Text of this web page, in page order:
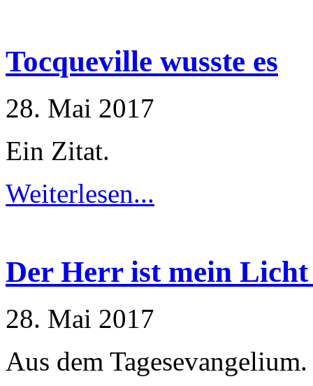
Tocqueville wusste es
28. Mai 2017
Ein Zitat.
Weiterlesen...
Der Herr ist mein
28. Mai 2017
Aus dem Tagesevangelium.